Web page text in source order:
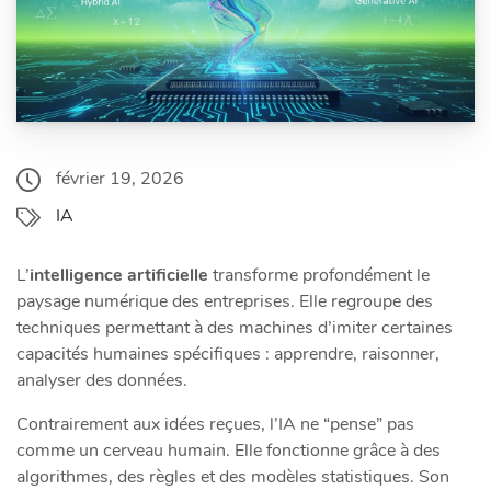
février 19, 2026
IA
L’intelligence artificielle transforme profondément le
paysage numérique des entreprises. Elle regroupe des
techniques permettant à des machines d’imiter certaines
capacités humaines spécifiques : apprendre, raisonner,
analyser des données.
Contrairement aux idées reçues, l’IA ne “pense” pas
comme un cerveau humain. Elle fonctionne grâce à des
algorithmes, des règles et des modèles statistiques. Son